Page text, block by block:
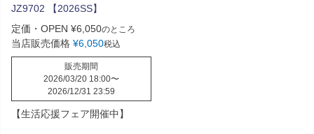
JZ9702 【2026SS】
定価・OPEN ¥6,050のところ
当店販売価格 ¥6,050税込
販売期間
2026/03/20 18:00〜
2026/12/31 23:59
【生活応援フェア開催中】